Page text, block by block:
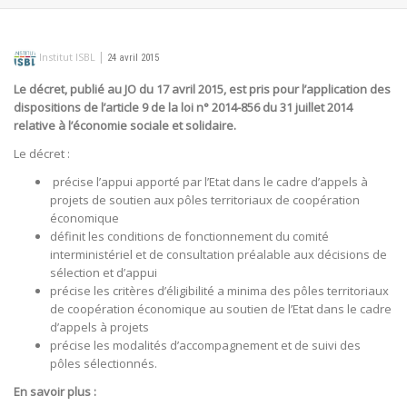
Institut ISBL | 24 avril 2015
Le décret, publié au JO du 17 avril 2015, est pris pour l’application des
dispositions de l’article 9 de la loi n° 2014-856 du 31 juillet 2014
relative à l’économie sociale et solidaire.
Le décret :
précise l’appui apporté par l’Etat dans le cadre d’appels à
projets de soutien aux pôles territoriaux de coopération
économique
définit les conditions de fonctionnement du comité
interministériel et de consultation préalable aux décisions de
sélection et d’appui
précise les critères d’éligibilité a minima des pôles territoriaux
de coopération économique au soutien de l’Etat dans le cadre
d’appels à projets
précise les modalités d’accompagnement et de suivi des
pôles sélectionnés.
En savoir plus :